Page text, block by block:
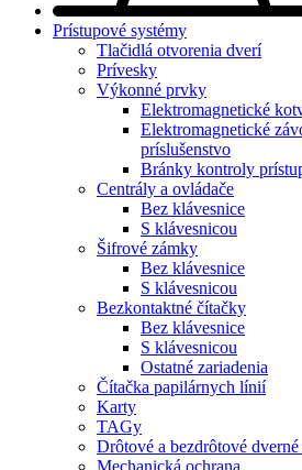
Prístupové systémy
Tlačidlá otvorenia dverí
Prívesky
Výkonné prvky
Elektromagnetické
Elektromagnetické
príslušenstvo
Bránky kontroly
Centrály a ovládače
Bez klávesnice
S klávesnicou
Šifrové zámky
Bez klávesnice
S klávesnicou
Bezkontaktné čítačky
Bez klávesnice
S klávesnicou
Ostatné zariadenia
Čítačka papilárnych línií
Karty
TAGy
Drôtové a bezdrôtové